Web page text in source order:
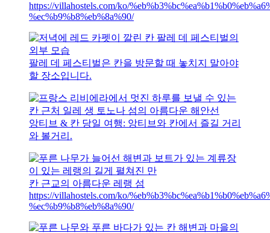
https://villahostels.com/ko/
%ec%b9%b8%eb%8a%90/
팔레 데 페스티벌은 칸을 방문할 때 놓치지 말아야
할 장소입니다.
앙티브 & 칸 당일 여행: 앙티브와 칸에서 즐길 거리
와 볼거리.
칸 근교의 아름다운 레랭 섬
https://villahostels.com/ko/
%ec%b9%b8%eb%8a%90/